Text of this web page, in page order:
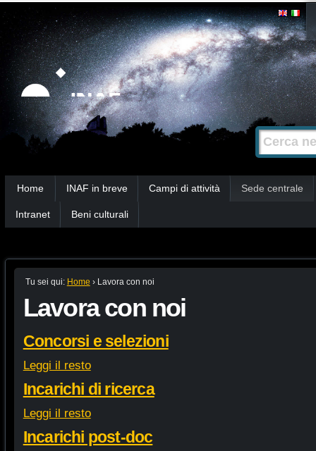
Strumenti
personali
Salta
contenuti.
|
Salta
alla
navigazione
Cerca nel
Ricerca
avanzata…
Home INAF in breve Campi di attività Sede centrale
Intranet Beni culturali
Tu sei qui: Home › Lavora con noi
Lavora con noi
Concorsi e selezioni
Leggi il resto
Incarichi di ricerca
Leggi il resto
Incarichi post-doc